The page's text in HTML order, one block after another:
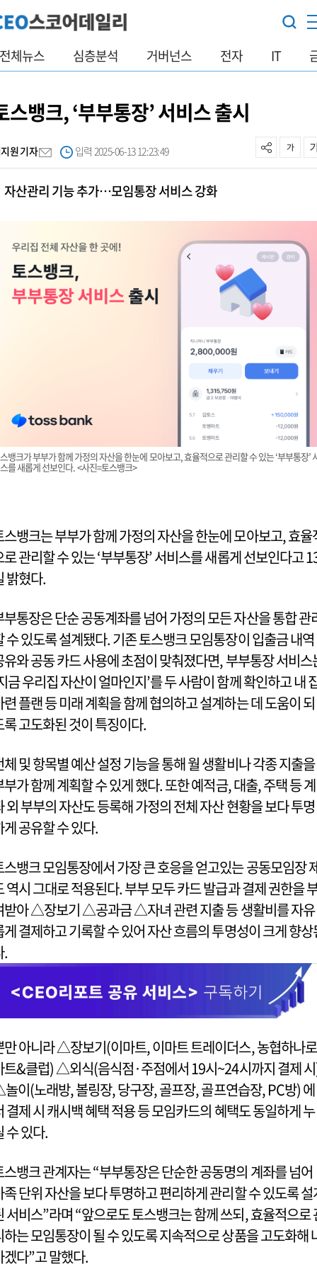
전체뉴스 심층분석 거버넌스 전자 IT
스뱅크, ‘부부통장’ 서비스 출시
원 기자 입력 2025-06-13 12:23:49
자산관리 기능 추가…모임통장 서비스 강화
뱅크가 부부가 함께 가정의 자산을 한눈에 모아보고, 효율적으로 관리할 수 있는 ‘부부통장’
를 새롭게 선보인다. <사진=토스뱅크>
스뱅크는 부부가 함께 가정의 자산을 한눈에 모아보고, 효율
로 관리할 수 있는 ‘부부통장’ 서비스를 새롭게 선보인다고
밝혔다.
부통장은 단순 공동계좌를 넘어 가정의 모든 자산을 통합 관
수 있도록 설계됐다. 기존 토스뱅크 모임통장이 입출금 내역
유와 공동 카드 사용에 초점이 맞춰졌다면, 부부통장 서비스
금 우리집 자산이 얼마인지’를 두 사람이 함께 확인하고 내
련 플랜 등 미래 계획을 함께 협의하고 설계하는 데 도움이 되
록 고도화된 것이 특징이다.
체 및 항목별 예산 설정 기능을 통해 월 생활비나 각종 지출을
부가 함께 계획할 수 있게 했다. 또한 예적금, 대출, 주택 등 계
외 부부의 자산도 등록해 가정의 전체 자산 현황을 보다 투명
게 공유할 수 있다.
스뱅크 모임통장에서 가장 큰 호응을 얻고있는 공동모임장
역시 그대로 적용된다. 부부 모두 카드 발급과 결제 권한을
받아 △장보기 △공과금 △자녀 관련 지출 등 생활비를 자유
게 결제하고 기록할 수 있어 자산 흐름의 투명성이 크게 향상
.
만 아니라 △장보기(이마트, 이마트 트레이더스, 농협하나로
트&클럽) △외식(음식점·주점에서 19시~24시까지 결제
이(노래방, 볼링장, 당구장, 골프장, 골프연습장, PC방) 에
결제 시 캐시백 혜택 적용 등 모임카드의 혜택도 동일하게 누
수 있다.
스뱅크 관계자는 “부부통장은 단순한 공동명의 계좌를 넘어
족 단위 자산을 보다 투명하고 편리하게 관리할 수 있도록 설
서비스”라며 “앞으로도 토스뱅크는 함께 쓰되, 효율적으로
하는 모임통장이 될 수 있도록 지속적으로 상품을 고도화해
겠다”고 말했다.